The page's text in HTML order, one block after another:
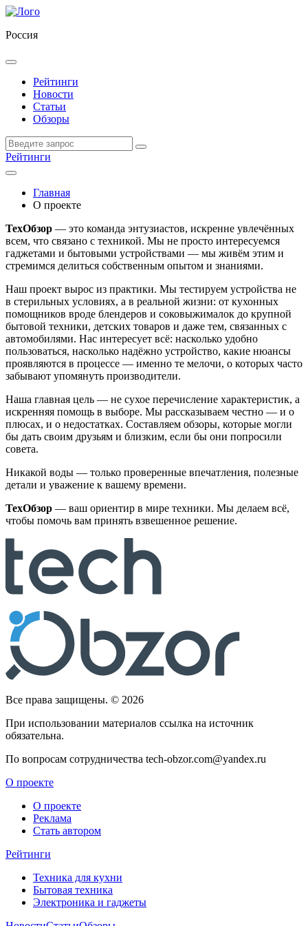
Россия
Рейтинги
Новости
Статьи
Обзоры
Рейтинги
Главная
О проекте
ТехОбзор — это команда энтузиастов, искренне увлечённых
всем, что связано с техникой. Мы не просто интересуемся
гаджетами и бытовыми устройствами — мы живём этим и
стремимся делиться собственным опытом и знаниями.
Наш проект вырос из практики. Мы тестируем устройства не
в стерильных условиях, а в реальной жизни: от кухонных
помощников вроде блендеров и соковыжималок до крупной
бытовой техники, детских товаров и даже тем, связанных с
автомобилями. Нас интересует всё: насколько удобно
пользоваться, насколько надёжно устройство, какие нюансы
проявляются в процессе — именно те мелочи, о которых часто
забывают упомянуть производители.
Наша главная цель — не сухое перечисление характеристик, а
искренняя помощь в выборе. Мы рассказываем честно — и о
плюсах, и о недостатках. Составляем обзоры, которые могли
бы дать своим друзьям и близким, если бы они попросили
совета.
Никакой воды — только проверенные впечатления, полезные
детали и уважение к вашему времени.
ТехОбзор — ваш ориентир в мире техники. Мы делаем всё,
чтобы помочь вам принять взвешенное решение.
Все права защищены. © 2026
При использовании материалов ссылка на источник
обязательна.
По вопросам сотрудничества tech-obzor.com@yandex.ru
О проекте
О проекте
Реклама
Стать автором
Рейтинги
Техника для кухни
Бытовая техника
Электроника и гаджеты